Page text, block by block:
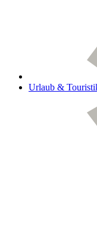
Urlaub &